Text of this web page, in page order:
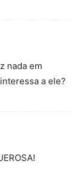
nada em
a ele?